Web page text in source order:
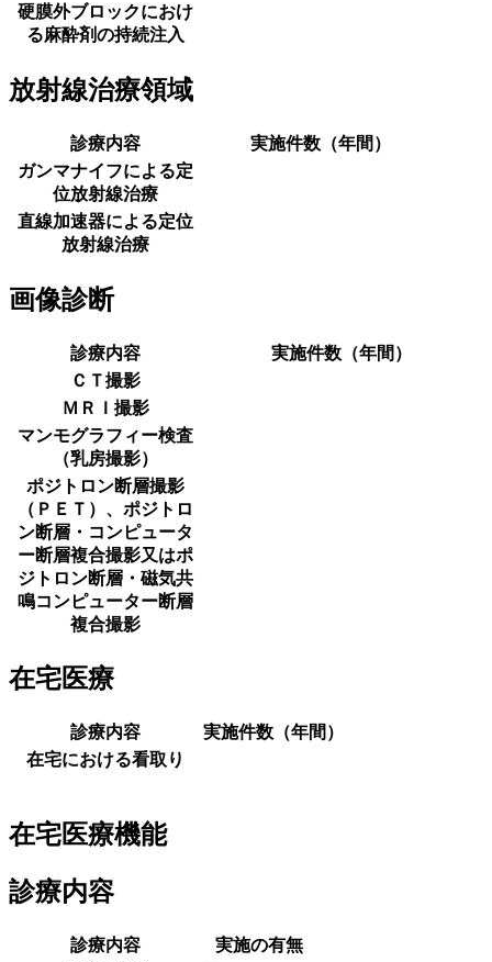
硬膜外ブロックにおけ
る麻酔剤の持続注入
放射線治療領域
診療内容
実施件数（年間）
ガンマナイフによる定
位放射線治療
直線加速器による定位
放射線治療
画像診断
診療内容
実施件数（年間）
ＣＴ撮影
ＭＲＩ撮影
マンモグラフィー検査
（乳房撮影）
ポジトロン断層撮影
（ＰＥＴ）、ポジトロ
ン断層・コンピュータ
ー断層複合撮影又はポ
ジトロン断層・磁気共
鳴コンピューター断層
複合撮影
在宅医療
診療内容
実施件数（年間）
在宅における看取り
在宅医療機能
診療内容
診療内容
実施の有無